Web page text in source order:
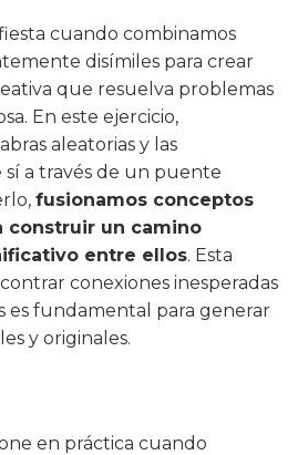
cuando combinamos
disímiles para crear
que resuelva problemas
En este ejercicio,
aleatorias y las
a través de un puente
fusionamos conceptos
construir un camino
entre ellos. Esta
conexiones inesperadas
es fundamental para generar
y originales.
en práctica cuando